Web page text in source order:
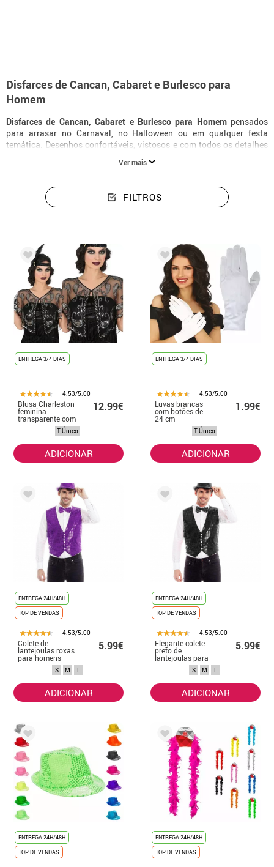
Disfarces de Cancan, Cabaret e Burlesco para
Homem
Disfarces de Cancan, Cabaret e Burlesco para Homempensados
para arrasar no Carnaval, no Halloween ou em qualquer festa
temática. Desenhos confortáveis, vistosos e com todos os detalhes
para te transformares na tua personagem favorita.
Ver mais
FILTROS
ENTREGA 3/4 DIAS
4.53/5.00
Blusa Charleston
feminina
transparente com
lantejoulas
12.99€
T.Único
ADICIONAR
ENTREGA 3/4 DIAS
4.53/5.00
Luvas brancas
com botões de
24 cm
1.99€
T.Único
ADICIONAR
ENTREGA 24H/48H
TOP DE VENDAS
4.53/5.00
Colete de
lantejoulas roxas
para homens
5.99€
S M L
ADICIONAR
ENTREGA 24H/48H
TOP DE VENDAS
4.53/5.00
Elegante colete
preto de
lantejoulas para
homem
5.99€
S M L
ADICIONAR
ENTREGA 24H/48H
TOP DE VENDAS
ENTREGA 24H/48H
TOP DE VENDAS